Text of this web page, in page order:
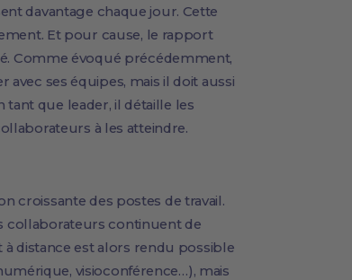
davantage chaque jour. Cette
Et pour cause, le rapport
Comme évoqué précédemment,
ses équipes, mais il doit aussi
tant que leader, il détaille les
à les atteindre.
croissante des postes de travail.
collaborateurs continuent de
distance est alors rendu possible
visioconférence…), mais